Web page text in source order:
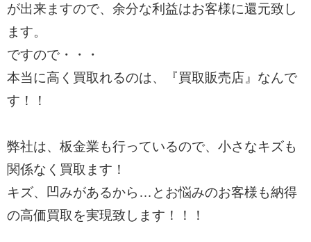
が出来ますので、余分な利益はお客様に還元致し
ます。
ですので・・・
本当に高く買取れるのは、『買取販売店』なんで
す！！
弊社は、板金業も行っているので、小さなキズも
関係なく買取ます！
キズ、凹みがあるから…とお悩みのお客様も納得
の高価買取を実現致します！！！